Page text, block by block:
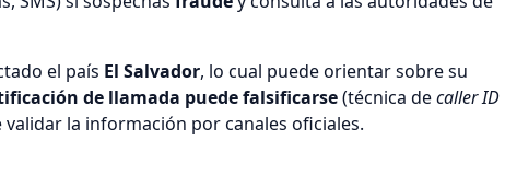
el país El Salvador, lo cual puede orientar sobre su
de llamada puede falsificarse(técnica decaller ID
la información por canales oficiales.